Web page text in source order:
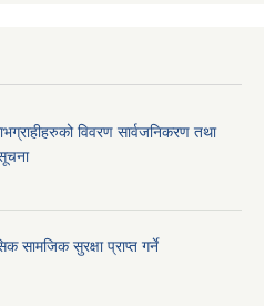
विवरण सार्वजनिकरण तथा
सुरक्षा प्राप्त गर्ने